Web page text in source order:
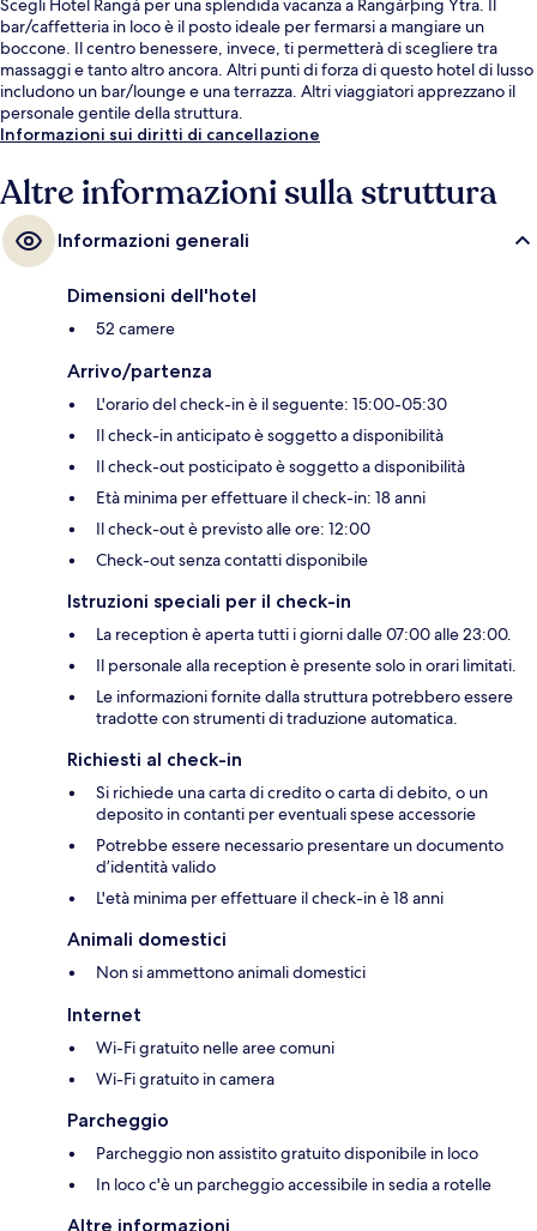
Scegli Hotel Rangá per una splendida vacanza a Rangárþing Ytra. Il
bar/caffetteria in loco è il posto ideale per fermarsi a mangiare un
boccone. Il centro benessere, invece, ti permetterà di scegliere tra
massaggi e tanto altro ancora. Altri punti di forza di questo hotel di lusso
includono un bar/lounge e una terrazza. Altri viaggiatori apprezzano il
personale gentile della struttura.
Informazioni sui diritti di cancellazione
Altre informazioni sulla struttura
Informazioni generali
Dimensioni dell'hotel
52 camere
Arrivo/partenza
L'orario del check-in è il seguente: 15:00-05:30
Il check-in anticipato è soggetto a disponibilità
Il check-out posticipato è soggetto a disponibilità
Età minima per effettuare il check-in: 18 anni
Il check-out è previsto alle ore: 12:00
Check-out senza contatti disponibile
Istruzioni speciali per il check-in
La reception è aperta tutti i giorni dalle 07:00 alle 23:00.
Il personale alla reception è presente solo in orari limitati.
Le informazioni fornite dalla struttura potrebbero essere
tradotte con strumenti di traduzione automatica.
Richiesti al check-in
Si richiede una carta di credito o carta di debito, o un
deposito in contanti per eventuali spese accessorie
Potrebbe essere necessario presentare un documento
d’identità valido
L'età minima per effettuare il check-in è 18 anni
Animali domestici
Non si ammettono animali domestici
Internet
Wi-Fi gratuito nelle aree comuni
Wi-Fi gratuito in camera
Parcheggio
Parcheggio non assistito gratuito disponibile in loco
In loco c'è un parcheggio accessibile in sedia a rotelle
Altre informazioni